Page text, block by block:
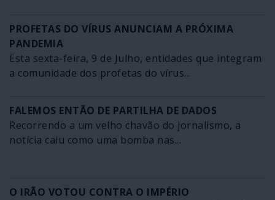
PROFETAS DO VÍRUS ANUNCIAM A PRÓXIMA
PANDEMIA
Esta sexta-feira, 9 de Julho, entidades que integram
a comunidade dos profetas do vírus...
FALEMOS ENTÃO DE PARTILHA DE DADOS
Recorrendo a um velho chavão do jornalismo, a
notícia caiu como uma bomba nas...
O IRÃO VOTOU CONTRA O IMPÉRIO